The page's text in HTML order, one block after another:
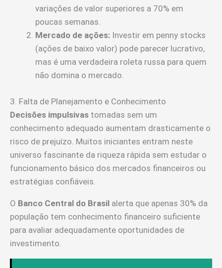
variações de valor superiores a 70% em
poucas semanas.
Mercado de ações: Investir em penny stocks
(ações de baixo valor) pode parecer lucrativo,
mas é uma verdadeira roleta russa para quem
não domina o mercado.
3. Falta de Planejamento e Conhecimento
Decisões impulsivas tomadas sem um
conhecimento adequado aumentam drasticamente o
risco de prejuízo. Muitos iniciantes entram neste
universo fascinante da riqueza rápida sem estudar o
funcionamento básico dos mercados financeiros ou
estratégias confiáveis.
O Banco Central do Brasil alerta que apenas 30% da
população tem conhecimento financeiro suficiente
para avaliar adequadamente oportunidades de
investimento.